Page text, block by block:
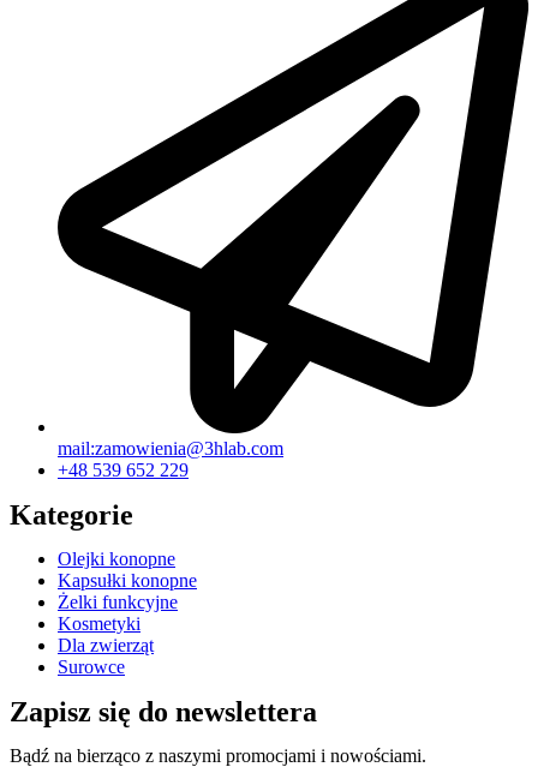
mail:zamowienia@3hlab.com
+48 539 652 229
Kategorie
Olejki konopne
Kapsułki konopne
Żelki funkcyjne
Kosmetyki
Dla zwierząt
Surowce
Zapisz się do newslettera
Bądź na bierząco z naszymi promocjami i nowościami.